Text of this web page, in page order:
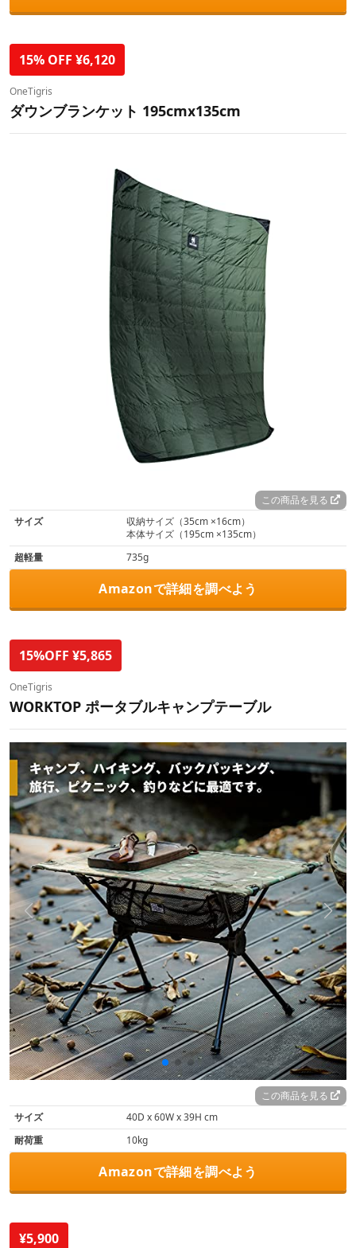
15% OFF ¥6,120
OneTigris
ダウンブランケット 195cmⅹ135cm
この商品を見る
サイズ
収納サイズ（35cm ×16cm）
本体サイズ（195cm ×135cm）
超軽量
735g
Amazonで詳細を調べよう
15%OFF ¥5,865
OneTigris
WORKTOP ポータブルキャンプテーブル
この商品を見る
サイズ
40D x 60W x 39H cm
耐荷重
10kg
Amazonで詳細を調べよう
¥5,900